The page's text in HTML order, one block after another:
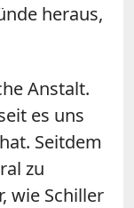
heraus,
Anstalt.
es uns
Seitdem
zu
wie Schiller